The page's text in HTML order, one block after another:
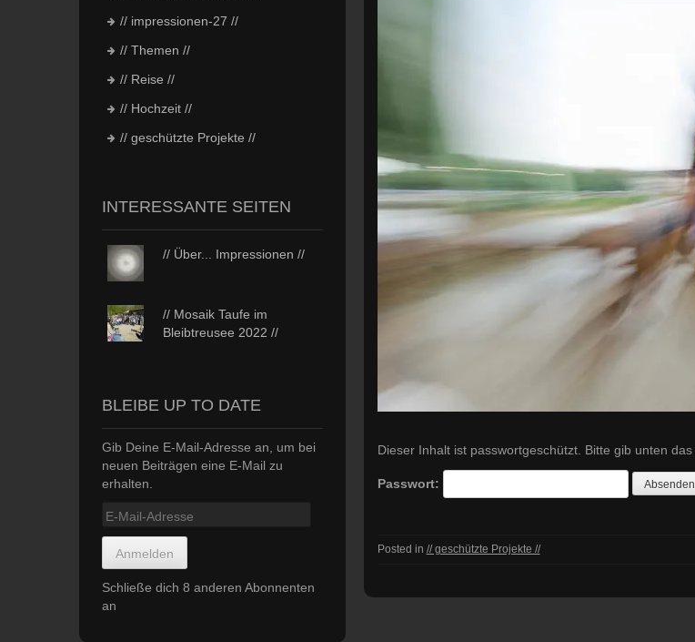
Dieser Inhalt ist passwortgeschützt. Bitte gib unten
Passwort:
Posted in // geschützte Projekte //
// impressionen-27 //
// Themen //
// Reise //
// Hochzeit //
// geschützte Projekte //
INTERESSANTE SEITEN
// Über... Impressionen //
// Mosaik Taufe im
Bleibtreusee 2022 //
BLEIBE UP TO DATE
Gib Deine E-Mail-Adresse an, um bei
neuen Beiträgen eine E-Mail zu
erhalten.
E-
Adresse
Anmelden
Schließe dich 8 anderen Abonnenten
an